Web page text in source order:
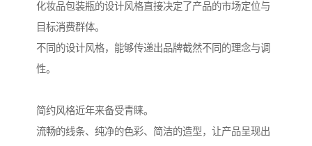
化妆品包装瓶的设计风格直接决定了产品的市场定位与
目标消费群体。
不同的设计风格，能够传递出品牌截然不同的理念与调
性。
简约风格近年来备受青睐。
流畅的线条、纯净的色彩、简洁的造型，让产品呈现出